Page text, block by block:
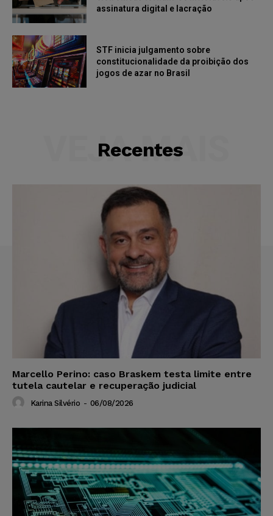
assinatura digital e lacração
STF inicia julgamento sobre
constitucionalidade da proibição dos
jogos de azar no Brasil
Recentes
VEJA MAIS
Marcello Perino: caso Braskem testa limite entre
tutela cautelar e recuperação judicial
Karina Silvério - 06/08/2026